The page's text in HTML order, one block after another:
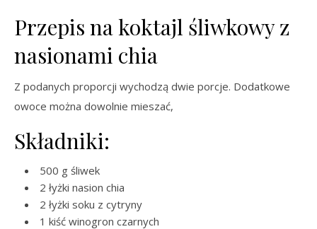
Przepis na koktajl śliwkowy z
nasionami chia
Z podanych proporcji wychodzą dwie porcje. Dodatkowe
owoce można dowolnie mieszać,
Składniki:
500 g śliwek
2 łyżki nasion chia
2 łyżki soku z cytryny
1 kiść winogron czarnych